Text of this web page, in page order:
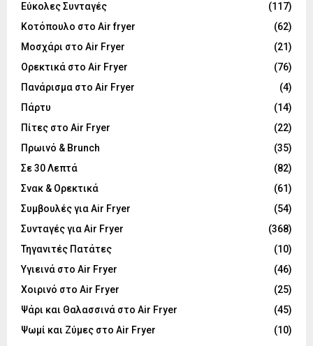
Εύκολες Συνταγές
(117)
Κοτόπουλο στο Air fryer
(62)
Μοσχάρι στο Air Fryer
(21)
Ορεκτικά στο Air Fryer
(76)
Πανάρισμα στο Air Fryer
(4)
Πάρτυ
(14)
Πίτες στο Air Fryer
(22)
Πρωινό & Brunch
(35)
Σε 30 Λεπτά
(82)
Σνακ & Ορεκτικά
(61)
Συμβουλές για Air Fryer
(54)
Συνταγές για Air Fryer
(368)
Τηγανιτές Πατάτες
(10)
Υγιεινά στο Air Fryer
(46)
Χοιρινό στο Air Fryer
(25)
Ψάρι και Θαλασσινά στο Air Fryer
(45)
Ψωμί και Ζύμες στο Air Fryer
(10)